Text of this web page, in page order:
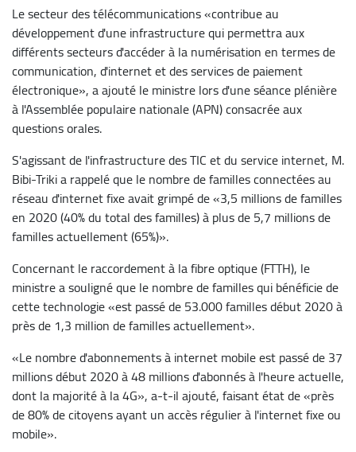
Le secteur des télécommunications «contribue au
développement d'une infrastructure qui permettra aux
différents secteurs d'accéder à la numérisation en termes de
communication, d'internet et des services de paiement
électronique», a ajouté le ministre lors d'une séance plénière
à l'Assemblée populaire nationale (APN) consacrée aux
questions orales.
S'agissant de l'infrastructure des TIC et du service internet, M.
Bibi-Triki a rappelé que le nombre de familles connectées au
réseau d'internet fixe avait grimpé de «3,5 millions de familles
en 2020 (40% du total des familles) à plus de 5,7 millions de
familles actuellement (65%)».
Concernant le raccordement à la fibre optique (FTTH), le
ministre a souligné que le nombre de familles qui bénéficie de
cette technologie «est passé de 53.000 familles début 2020 à
près de 1,3 million de familles actuellement».
«Le nombre d'abonnements à internet mobile est passé de 37
millions début 2020 à 48 millions d'abonnés à l'heure actuelle,
dont la majorité à la 4G», a-t-il ajouté, faisant état de «près
de 80% de citoyens ayant un accès régulier à l'internet fixe ou
mobile».